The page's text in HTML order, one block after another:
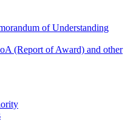
of Understanding
(Report of Award) and other